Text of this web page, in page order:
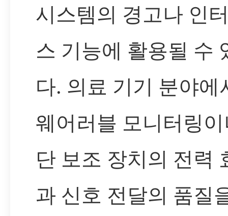
시스템의 경고나 인
스 기능에 활용될 수
다. 의료 기기 분야에
웨어러블 모니터링
단 보조 장치의 전력
과 신호 전달의 품질